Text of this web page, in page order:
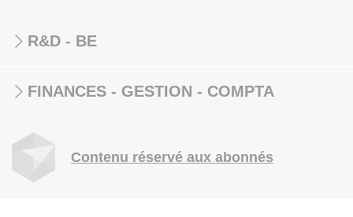
R&D - BE
FINANCES - GESTION - COMPTA
Contenu réservé aux abonnés